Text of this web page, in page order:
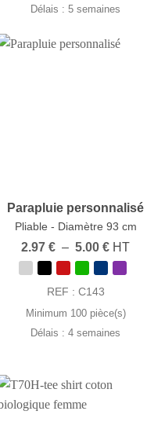
Délais : 5 semaines
Parapluie personnalisé
Pliable - Diamètre 93 cm
2.97 € – 5.00 €Plage
de
prix :
5.00 €
HT
REF : C143
Minimum 100 pièce(s)
Délais : 4 semaines